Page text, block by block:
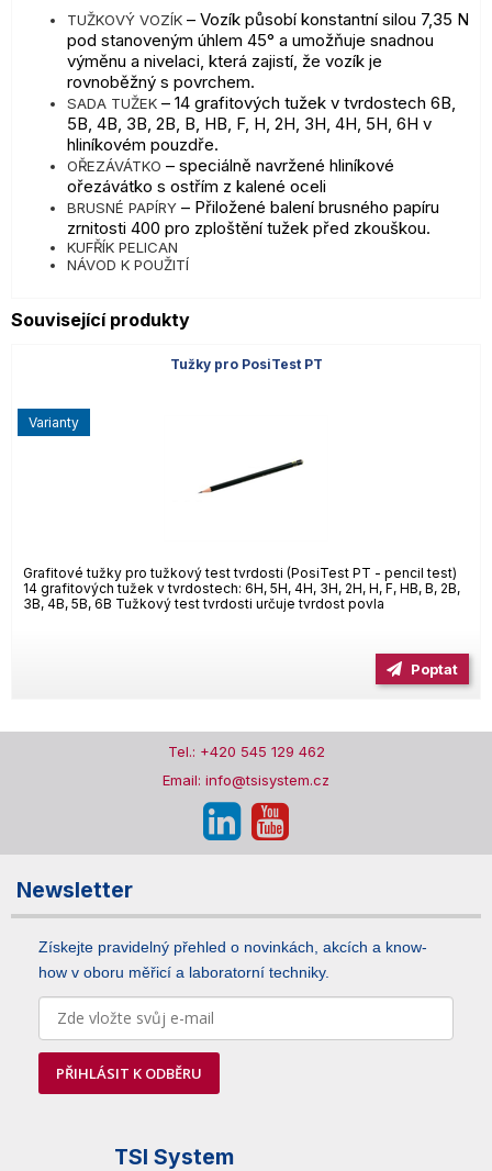
TUŽKOVÝ VOZÍK – Vozík působí konstantní silou 7,35 N
pod stanoveným úhlem 45° a umožňuje snadnou
výměnu a nivelaci, která zajistí, že vozík je
rovnoběžný s povrchem.
SADA TUŽEK – 14 grafitových tužek v tvrdostech 6B,
5B, 4B, 3B, 2B, B, HB, F, H, 2H, 3H, 4H, 5H, 6H v
hliníkovém pouzdře.
OŘEZÁVÁTKO – speciálně navržené hliníkové
ořezávátko s ostřím z kalené oceli
BRUSNÉ PAPÍRY – Přiložené balení brusného papíru
zrnitosti 400 pro zploštění tužek před zkouškou.
KUFŘÍK PELICAN
NÁVOD K POUŽITÍ
Související produkty
Tužky pro PosiTest PT
Grafitové tužky pro tužkový test tvrdosti (PosiTest PT - pencil test)
14 grafitových tužek v tvrdostech: 6H, 5H, 4H, 3H, 2H, H, F, HB, B, 2B,
3B, 4B, 5B, 6B Tužkový test tvrdosti určuje tvrdost povla
varianty
Poptat
Tel.: +420 545 129 462
Email: info@tsisystem.cz
Newsletter
Získejte pravidelný přehled o novinkách, akcích a know-
how v oboru měřicí a laboratorní techniky.
PŘIHLÁSIT K ODBĚRU
TSI System